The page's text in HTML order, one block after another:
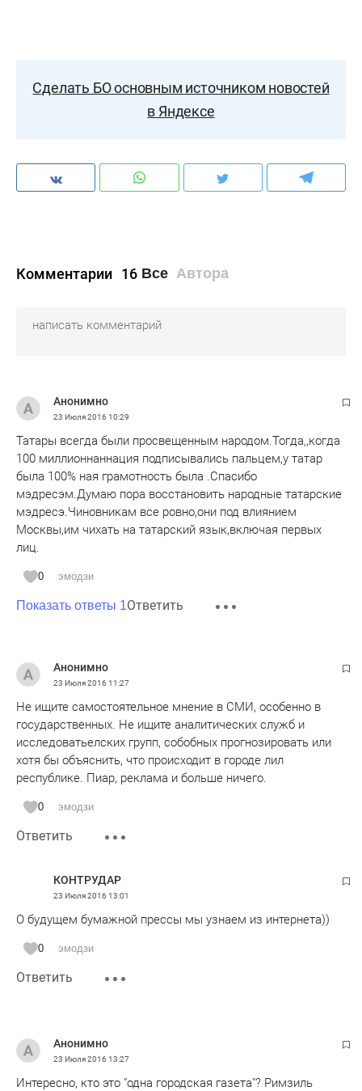
Сделать БО основным источником новостей
в Яндексе
Комментарии 16 Все Автора
Анонимно
23 Июля 2016 10:29
Татары всегда были просвещенным народом.Тогда,,когда
100 миллионнаннация подписывались пальцем,у татар
была 100% ная грамотность была .Спасибо
мэдресэм.Думаю пора восстановить народные татарские
мэдресэ.Чиновникам все ровно,они под влиянием
Москвы,им чихать на татарский язык,включая первых
лиц.
0 эмодзи
Показать ответы 1Ответить
Анонимно
23 Июля 2016 11:27
Не ищите самостоятельное мнение в СМИ, особенно в
государственных. Не ищите аналитических служб и
исследоватьелских групп, собобных прогнозировать или
хотя бы объяснить, что происходит в городе лил
республике. Пиар, реклама и больше ничего.
0 эмодзи
Ответить
КОНТРУДАР
23 Июля 2016 13:01
О будущем бумажной прессы мы узнаем из интернета))
0 эмодзи
Ответить
Анонимно
23 Июля 2016 13:27
Интересно, кто это "одна городская газета"? Римзиль